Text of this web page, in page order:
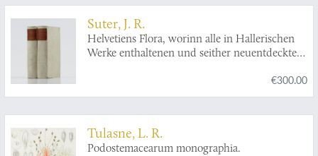
Suter, J. R.
Helvetiens Flora, worinn alle in Hallerischen
Werke enthaltenen und seither neuentdeckten
€300.00
Tulasne, L. R.
Podostemacearum monographia.